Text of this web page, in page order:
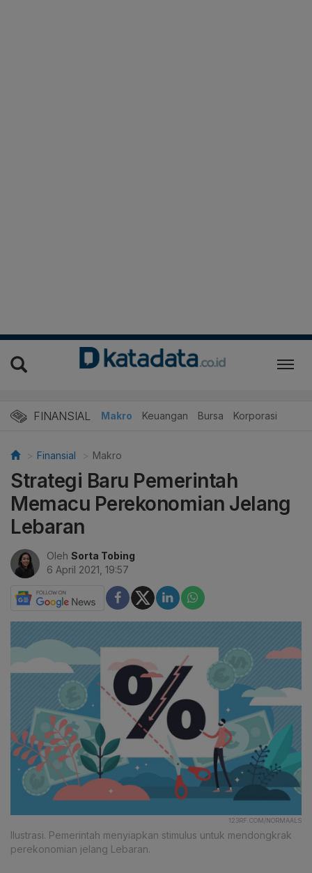
FINANSIAL Makro Keuangan Bursa Korporasi
Finansial Makro
Strategi Baru Pemerintah
Memacu Perekonomian Jelang
Lebaran
Oleh Sorta Tobing
6 April 2021, 19:57
123RF.COM/NORMAALS
Ilustrasi. Pemerintah menyiapkan stimulus untuk mendongkrak
perekonomian jelang Lebaran.